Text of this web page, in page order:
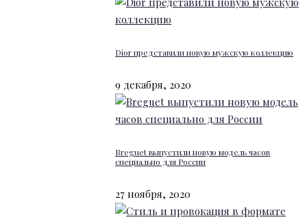
Dior представили новую мужскую коллекцию
9 декабря, 2020
Breguet выпустили новую модель часов
специально для России
27 ноября, 2020